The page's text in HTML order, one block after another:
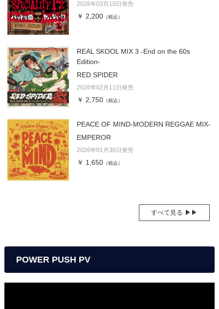
2026年03月10日発売
￥ 2,200 （税込）
REAL SKOOL MIX 3 -End on the 60s
Edition-
RED SPIDER
2026年02月11日発売
￥ 2,750 （税込）
PEACE OF MIND-MODERN REGGAE MIX-
EMPEROR
2026年01月30日発売
￥ 1,650 （税込）
すべて見る ▶▶
POWER PUSH PV